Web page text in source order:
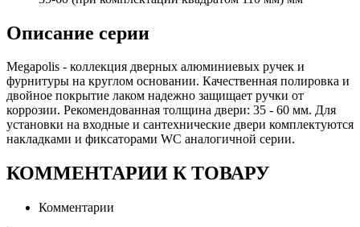
Описание серии
Megapolis - коллекция дверных алюминиевых ручек и
фурнитуры на круглом основании. Качественная полировка и
двойное покрытие лаком надежно защищает ручки от
коррозии. Рекомендованная толщина двери: 35 - 60 мм. Для
установки на входные и сантехнические двери комплектуются
накладками и фиксаторами WC аналогичной серии.
КОММЕНТАРИИ К ТОВАРУ
Комментарии